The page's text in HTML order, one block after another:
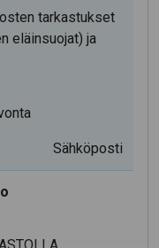
tarkastukset
eläinsuojat) ja
Sähköposti